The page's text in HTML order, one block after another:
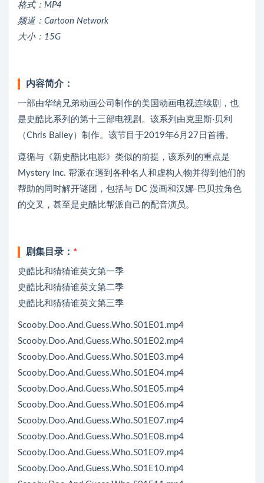
格式：MP4
频道：Cartoon Network
大小：15G
内容简介：
一部由华纳兄弟动画公司制作的美国动画电视连续剧，也
是史酷比系列的第十三部电视剧。该系列由克里斯·贝利
（Chris Bailey）制作。该节目于2019年6月27日首播。
遵循与《新史酷比电影》类似的前提，该系列的重点是
Mystery Inc. 帮派在遇到各种名人和虚构人物并得到他们的
帮助的同时解开谜团，包括与 DC 漫画和汉娜-巴贝拉角色
的交叉，甚至是史酷比帮派自己的配音演员。
剧集目录： *
史酷比和猜猜谁英文第一季
史酷比和猜猜谁英文第二季
史酷比和猜猜谁英文第三季
Scooby.Doo.And.Guess.Who.S01E01.mp4
Scooby.Doo.And.Guess.Who.S01E02.mp4
Scooby.Doo.And.Guess.Who.S01E03.mp4
Scooby.Doo.And.Guess.Who.S01E04.mp4
Scooby.Doo.And.Guess.Who.S01E05.mp4
Scooby.Doo.And.Guess.Who.S01E06.mp4
Scooby.Doo.And.Guess.Who.S01E07.mp4
Scooby.Doo.And.Guess.Who.S01E08.mp4
Scooby.Doo.And.Guess.Who.S01E09.mp4
Scooby.Doo.And.Guess.Who.S01E10.mp4